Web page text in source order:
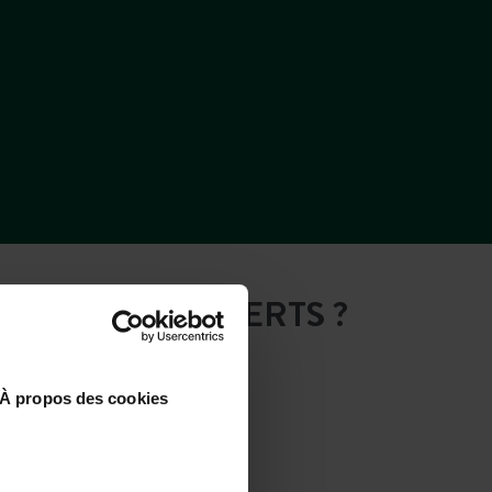
À propos des cookies
CHÊNES VERTS ?